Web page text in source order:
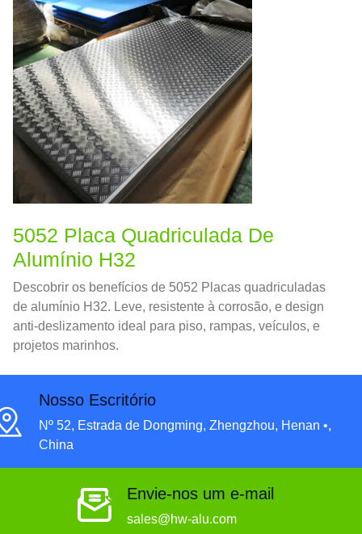
5052 Placa Quadriculada De
Alumínio H32
Descobrir os benefícios de 5052 Placas quadriculadas
de alumínio H32. Leve, resistente à corrosão, e design
anti-deslizamento ideal para piso, rampas, veículos, e
projetos marinhos.
Nosso Escritório
Nº 52, Estrada de Dongming, Zhengzhou, Henan •,
China
Envie-nos um e-mail
sales@hw-alu.com